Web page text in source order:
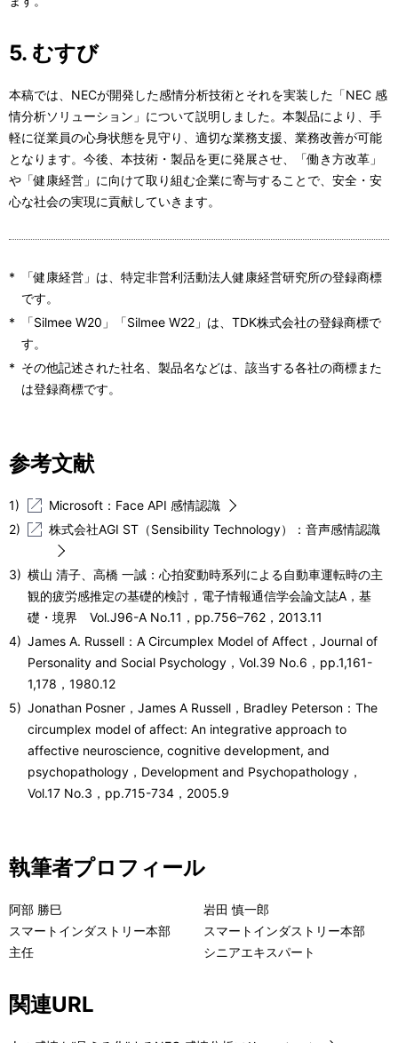
5. むすび
本稿では、NECが開発した感情分析技術とそれを実装した「NEC 感
情分析ソリューション」について説明しました。本製品により、手
軽に従業員の心身状態を見守り、適切な業務支援、業務改善が可能
となります。今後、本技術・製品を更に発展させ、「働き方改革」
や「健康経営」に向けて取り組む企業に寄与することで、安全・安
心な社会の実現に貢献していきます。
*
「健康経営」は、特定非営利活動法人健康経営研究所の登録商標
です。
*
「Silmee W20」「Silmee W22」は、TDK株式会社の登録商標で
す。
* その他記述された社名、製品名などは、該当する各社の商標また
は登録商標です。
参考文献
1)
Microsoft：Face API 感情認識
2)
株式会社AGI ST（Sensibility Technology）：音声感情認識
3) 横山 清子、高橋 一誠：心拍変動時系列による自動車運転時の主
観的疲労感推定の基礎的検討，電子情報通信学会論文誌A，基
礎・境界 Vol.J96-A No.11，pp.756–762，2013.11
4) James A. Russell：A Circumplex Model of Affect，Journal of
Personality and Social Psychology，Vol.39 No.6，pp.1,161-
1,178，1980.12
5) Jonathan Posner，James A Russell，Bradley Peterson：The
circumplex model of affect: An integrative approach to
affective neuroscience, cognitive development, and
psychopathology，Development and Psychopathology，
Vol.17 No.3，pp.715-734，2005.9
執筆者プロフィール
阿部 勝巳
スマートインダストリー本部
主任
岩田 慎一郎
スマートインダストリー本部
シニアエキスパート
関連URL